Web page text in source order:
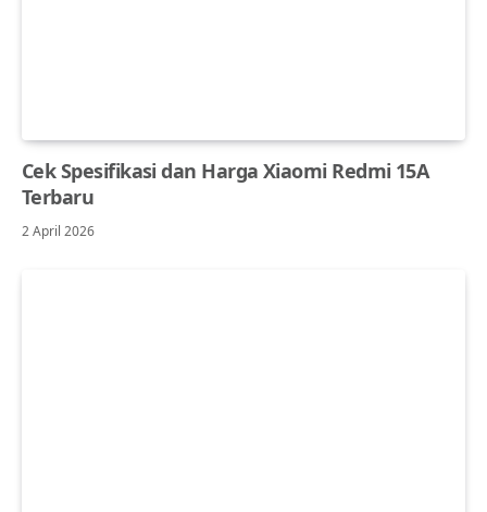
Cek Spesifikasi dan Harga Xiaomi Redmi 15A
Terbaru
2 April 2026